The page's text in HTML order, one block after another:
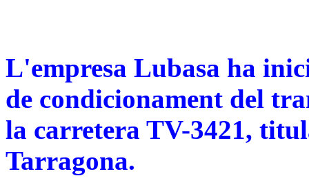
L'empresa Lubasa ha
de condicionament del
la carretera TV-3421,
Tarragona.